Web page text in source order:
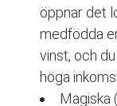
öppnar det
medfödda
vinst, och
höga
Magiska